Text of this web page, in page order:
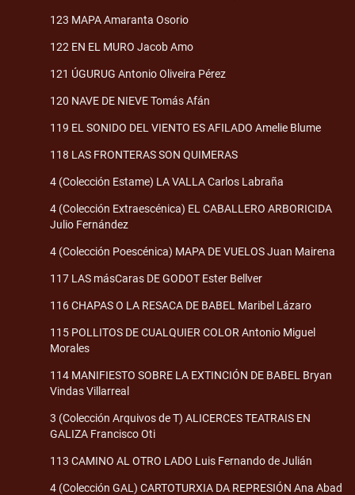
123 MAPA Amaranta Osorio
122 EN EL MURO Jacob Amo
121 ÚGURUG Antonio Oliveira Pérez
120 NAVE DE NIEVE Tomás Afán
119 EL SONIDO DEL VIENTO ES AFILADO Amelie Blume
118 LAS FRONTERAS SON QUIMERAS
4 (Colección Estame) LA VALLA Carlos Labraña
4 (Colección Extraescénica) EL CABALLERO ARBORICIDA
Julio Fernández
4 (Colección Poescénica) MAPA DE VUELOS Juan Mairena
117 LAS másCaras DE GODOT Ester Bellver
116 CHAPAS O LA RESACA DE BABEL Maribel Lázaro
115 POLLITOS DE CUALQUIER COLOR Antonio Miguel
Morales
114 MANIFIESTO SOBRE LA EXTINCIÓN DE BABEL Bryan
Vindas Villarreal
3 (Colección Arquivos de T) ALICERCES TEATRAIS EN
GALIZA Francisco Oti
113 CAMINO AL OTRO LADO Luis Fernando de Julián
4 (Colección GAL) CARTOTURXIA DA REPRESIÓN Ana Abad